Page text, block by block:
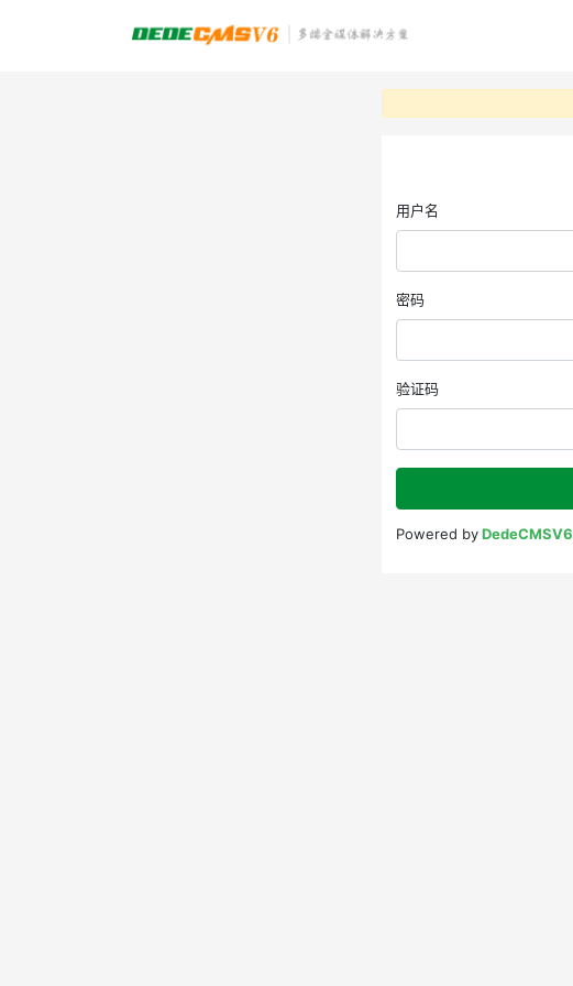
用户名
密码
验证码
Powered byDedeCMSV6